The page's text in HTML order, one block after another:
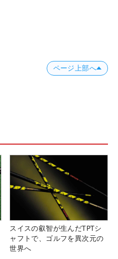
ページ上部へ
スイスの叡智が生んだTPTシ
ャフトで、ゴルフを異次元の
世界へ